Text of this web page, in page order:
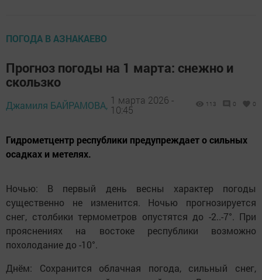
ПОГОДА В АЗНАКАЕВО
Прогноз погоды на 1 марта: снежно и
скользко
Джамиля БАЙРАМОВА, 1 марта 2026 -
10:45
113 0 0
Гидрометцентр республики предупреждает о сильных
осадках и метелях.
Ночью: В первый день весны характер погоды
существенно не изменится. Ночью прогнозируется
снег, столбики термометров опустятся до -2..-7°. При
прояснениях на востоке республики возможно
похолодание до -10°.
Днём: Сохранится облачная погода, сильный снег,